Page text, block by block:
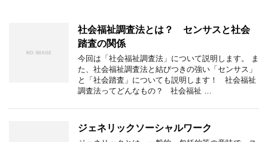
社会福祉調査法とは？ センサスと社会
踏査の関係
今回は「社会福祉調査法」について説明します。 ま
た、社会福祉調査法と結びつきの強い「センサス」
と「社会踏査」についても説明します！ 社会福祉
調査法ってどんなもの？ 社会福祉 …
ジェネリックソーシャルワーク